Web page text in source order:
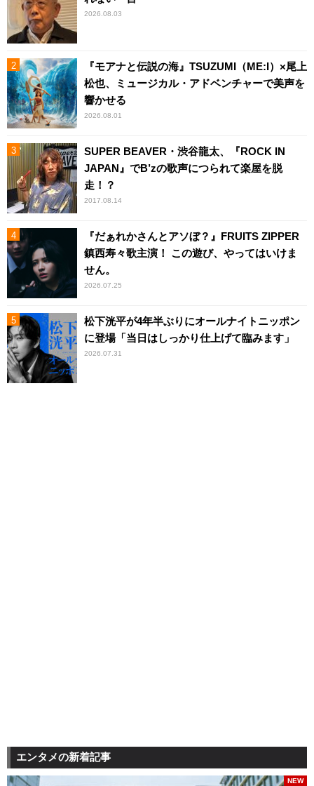
2026.08.03
『モアナと伝説の海』TSUZUMI（ME:I）×尾上
松也、ミュージカル・アドベンチャーで美声を
響かせる
2026.08.01
SUPER BEAVER・渋谷龍太、『ROCK IN
JAPAN』でB’zの歌声につられて楽屋を脱
走！？
2017.08.14
『だぁれかさんとアソぼ？』FRUITS ZIPPER
鎮西寿々歌主演！ この遊び、やってはいけま
せん。
2026.07.25
松下洸平が4年半ぶりにオールナイトニッポン
に登場「当日はしっかり仕上げて臨みます」
2026.07.31
エンタメの新着記事
NEW